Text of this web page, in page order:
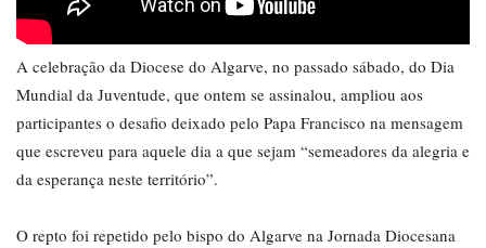
A celebração da Diocese do Algarve, no passado sábado, do Dia
Mundial da Juventude, que ontem se assinalou, ampliou aos
participantes o desafio deixado pelo Papa Francisco na mensagem
que escreveu para aquele dia a que sejam “semeadores da alegria e
da esperança neste território”.
O repto foi repetido pelo bispo do Algarve na Jornada Diocesana